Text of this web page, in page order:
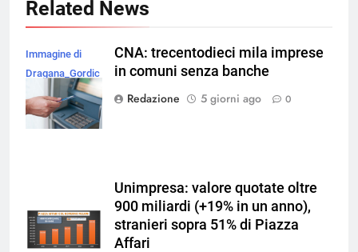
Related News
Immagine di
Dragana_Gordic
su Magnific
CNA: trecentodieci mila imprese
in comuni senza banche
Redazione
5 giorni ago 0
Unimpresa: valore quotate oltre
900 miliardi (+19% in un anno),
stranieri sopra 51% di Piazza
Affari